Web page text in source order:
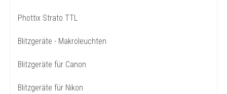
Phottix Strato TTL
Blitzgeräte - Makroleuchten
Blitzgeräte für Canon
Blitzgeräte für Nikon